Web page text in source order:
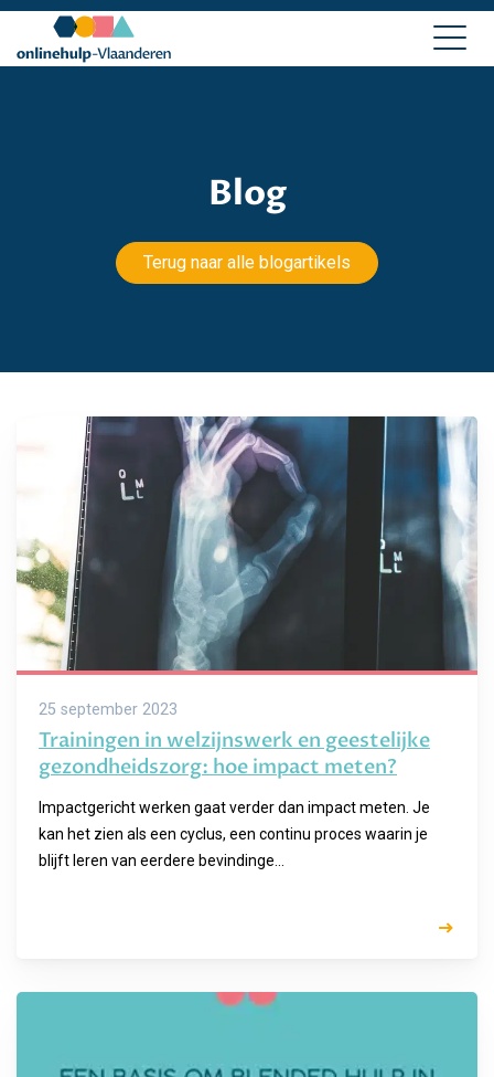
Blog
Terug naar alle blogartikels
25 september 2023
Trainingen in welzijnswerk en geestelijke
gezondheidszorg: hoe impact meten?
Impactgericht werken gaat verder dan impact meten. Je
kan het zien als een cyclus, een continu proces waarin je
blijft leren van eerdere bevindinge...